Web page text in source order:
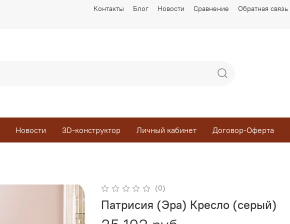
Контакты Блог Новости Сравнение Обратная связь
Новости 3D-конструктор Личный кабинет Договор-Оферта
(0)
Патрисия (Эра) Кресло (серый)